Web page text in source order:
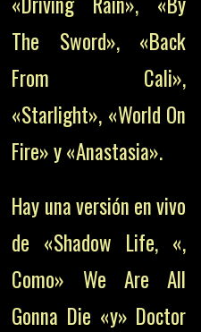
The Sword», «Back
From Cali»,
«Starlight», «World On
Fire» y «Anastasia».
Hay una versión en vivo
de «Shadow Life, «,
Como» We Are All
Gonna Die «y» Doctor